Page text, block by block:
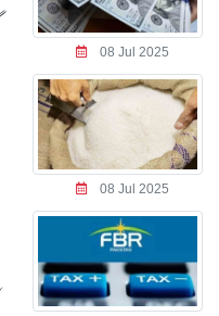
08 Jul 2025
08 Jul 2025